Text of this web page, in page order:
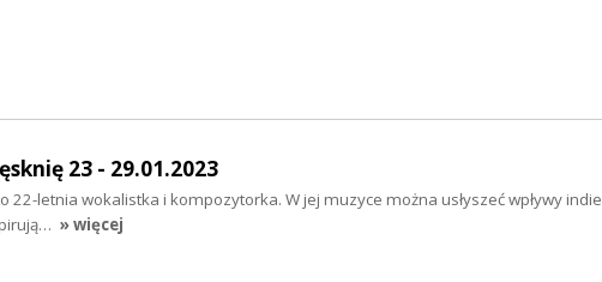
23 - 29.01.2023
22-letnia wokalistka i kompozytorka. W jej muzyce można usłyszeć wpływy indie
» więcej